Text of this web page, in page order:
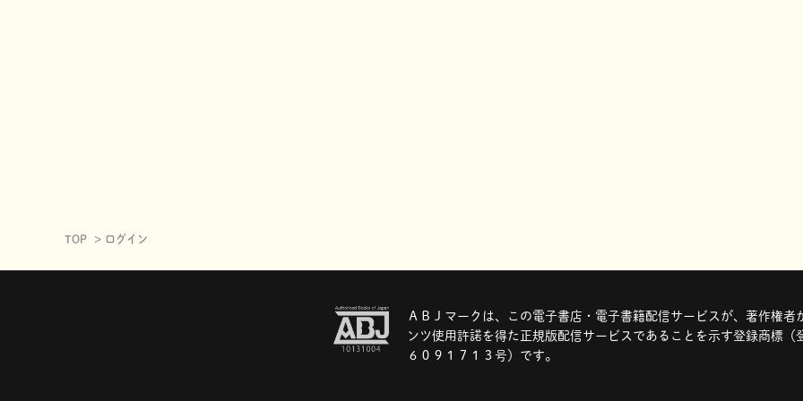
TOP ログイン
ＡＢＪマークは、この電子書店・電子書籍配信サービスが、著作権者
ンツ使用許諾を得た正規版配信サービスであることを示す登録商標（
６０９１７１３号）です。